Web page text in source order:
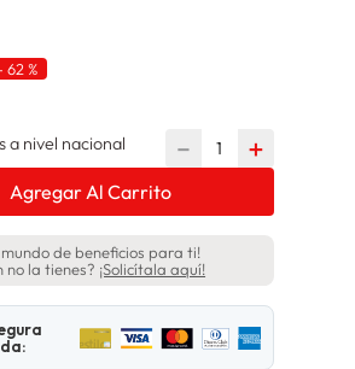
62 %
a nivel nacional ＋
－
Agregar Al Carrito
mundo de beneficios para ti!
no la tienes? ¡Solicítala aquí!